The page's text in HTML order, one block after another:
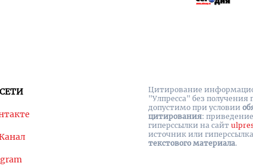
Цитирование
"Улпресса" без
допустимо при условии
цитирования:
гиперссылки на cайт
источник или
текстового материала.